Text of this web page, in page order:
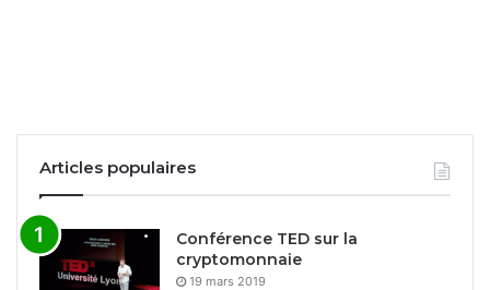
Articles populaires
Conférence TED sur la
cryptomonnaie
19 mars 2019